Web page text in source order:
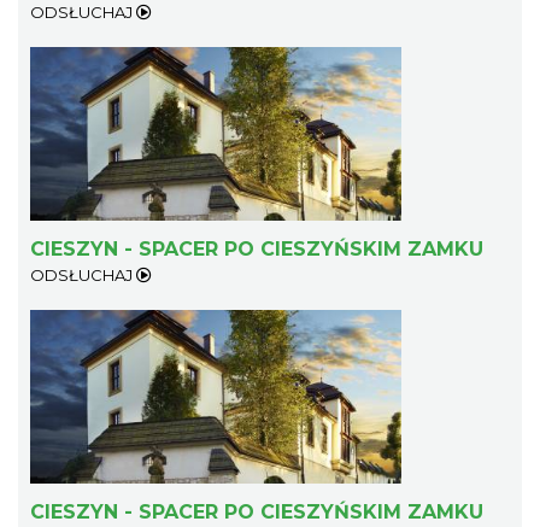
ODSŁUCHAJ
CIESZYN - SPACER PO CIESZYŃSKIM ZAMKU
ODSŁUCHAJ
CIESZYN - SPACER PO CIESZYŃSKIM ZAMKU